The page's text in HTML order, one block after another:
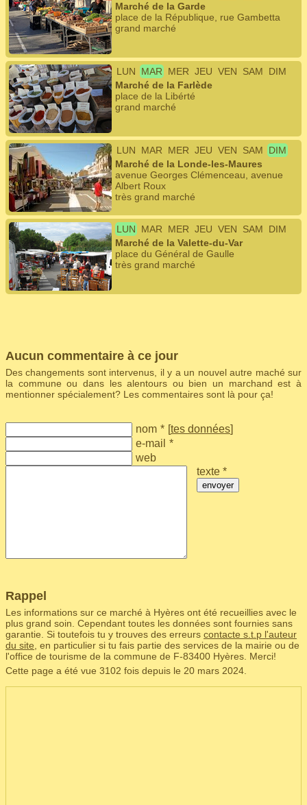
Marché de la Garde
place de la République, rue Gambetta
grand marché
LUN MAR MER JEU VEN SAM
DIM
Marché de la Farlède
place de la Libérté
grand marché
LUN MAR MER JEU VEN SAM
DIM
Marché de la Londe-les-Maures
avenue Georges Clémenceau, avenue
Albert Roux
très grand marché
LUN MAR MER JEU VEN SAM
DIM
Marché de la Valette-du-Var
place du Général de Gaulle
très grand marché
Aucun commentaire à ce jour
Des changements sont intervenus, il y a un nouvel autre maché sur
la commune ou dans les alentours ou bien un marchand est à
mentionner spécialement? Les commentaires sont là pour ça!
nom * [tes données]
e-mail *
web
texte *
envoyer
Rappel
Les informations sur ce marché à Hyères ont été recueillies avec le
plus grand soin. Cependant toutes les données sont fournies sans
garantie. Si toutefois tu y trouves des erreurs contacte s.t.p l'auteur
du site , en particulier si tu fais partie des services de la mairie ou de
l'office de tourisme de la commune de F‑83400 Hyères. Merci!
Cette page a été vue 3102 fois depuis le 20 mars 2024.